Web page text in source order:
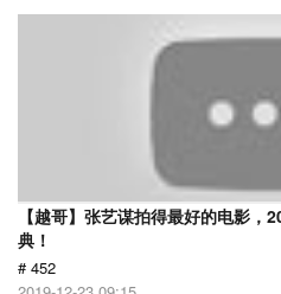
【越哥】张艺谋拍得最好的电影，
典！
# 452